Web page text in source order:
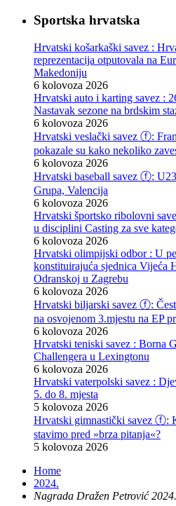
Sportska hrvatska
Hrvatski košarkaški savez :
reprezentacija otputovala na
Makedoniju
6 kolovoza 2026
Hrvatski auto i karting savez :
Nastavak sezone na brdskim
6 kolovoza 2026
Hrvatski veslački savez ⓕ:
pokazale su kako nekoliko
6 kolovoza 2026
Hrvatski baseball savez ⓕ:
Grupa, Valencija
6 kolovoza 2026
Hrvatski športsko ribolovni
u disciplini Casting za sve
6 kolovoza 2026
Hrvatski olimpijski odbor : U
konstituirajuća sjednica Vijeća
Odranskoj u Zagrebu
6 kolovoza 2026
Hrvatski biljarski savez ⓕ:
na osvojenom 3.mjestu na EP
6 kolovoza 2026
Hrvatski teniski savez : Borna
Challengera u Lexingtonu
6 kolovoza 2026
Hrvatski vaterpolski savez :
5. do 8. mjesta
5 kolovoza 2026
Hrvatski gimnastički savez ⓕ:
stavimo pred »brza pitanja«?
5 kolovoza 2026
Home
2024.
Nagrada Dražen Petrović 2024.